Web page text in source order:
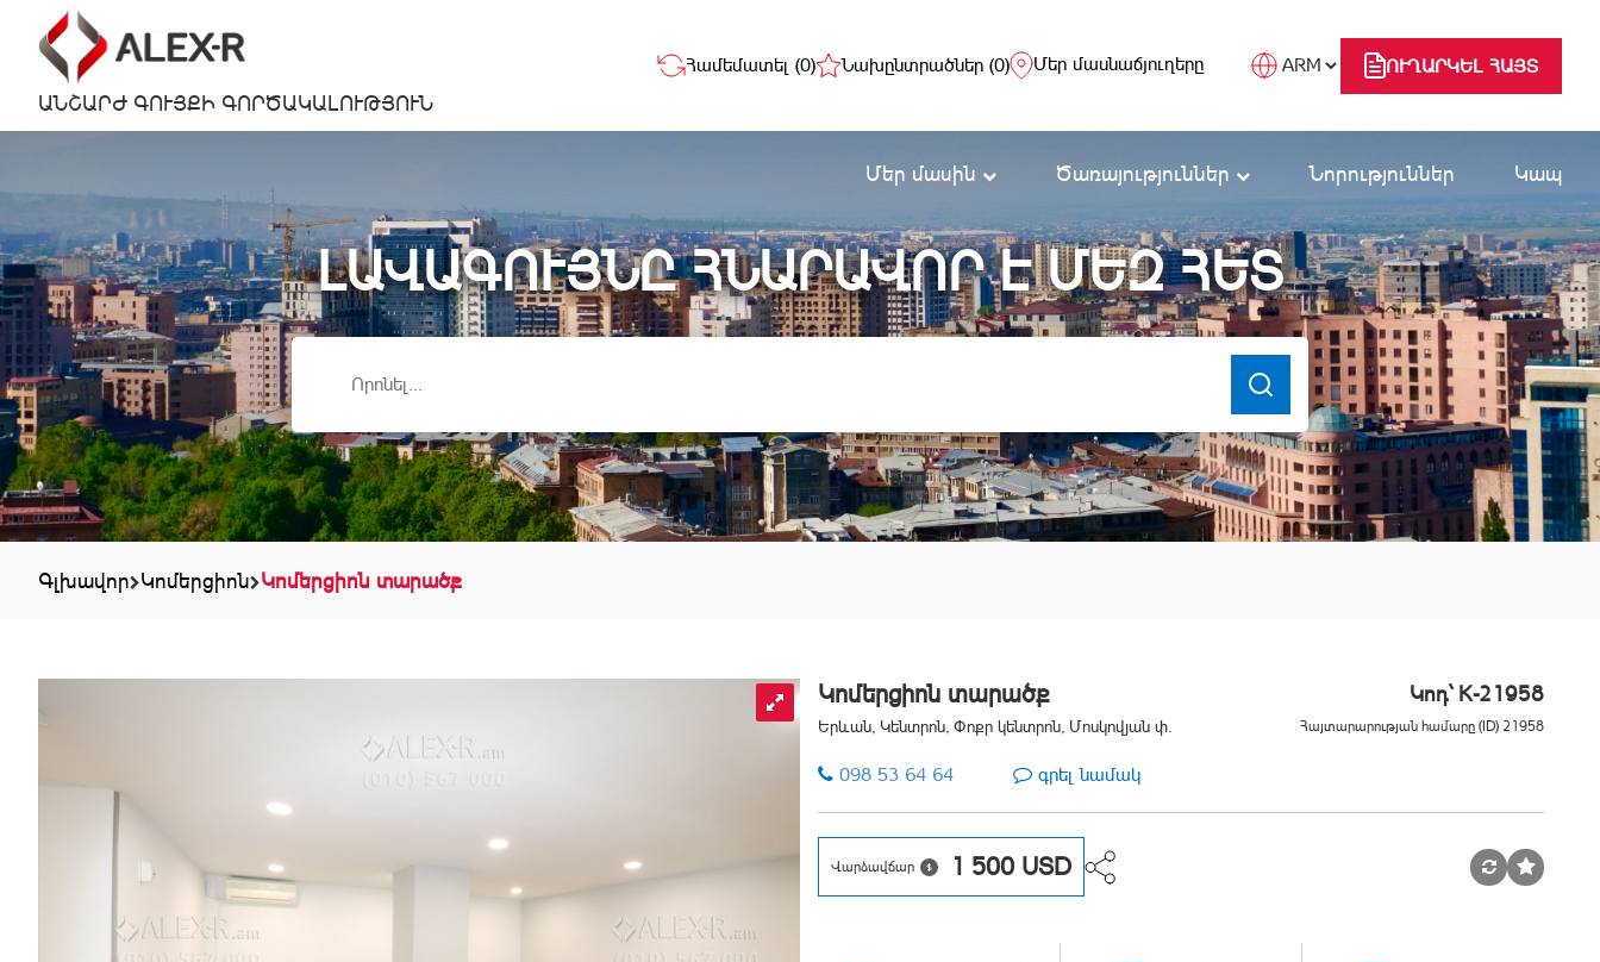
ԱՆՇԱՐԺ ԳՈՒՅՔԻ ԳՈՐԾԱԿԱԼՈՒԹՅՈՒՆ
Համեմատել (0) Նախընտրածներ (0) Մեր մասնաճյուղերը ՈՒՂԱՐԿԵԼ ՀԱՅՏ
Մեր մասին Ծառայություններ Նորություններ Կապ
ԼԱՎԱԳՈՒՅՆԸ ՀՆԱՐԱՎՈՐ Է ՄԵԶ ՀԵՏ
Գլխավոր Կոմերցիոն Կոմերցիոն տարածք
Կոմերցիոն տարածք Կոդ` K-21958
Երևան, Կենտրոն, Փոքր կենտրոն, Մոսկովյան փ. Հայտարարության համարը (ID) 21958
098 53 64 64 գրել նամակ
Վարձավճար 1 500 USD